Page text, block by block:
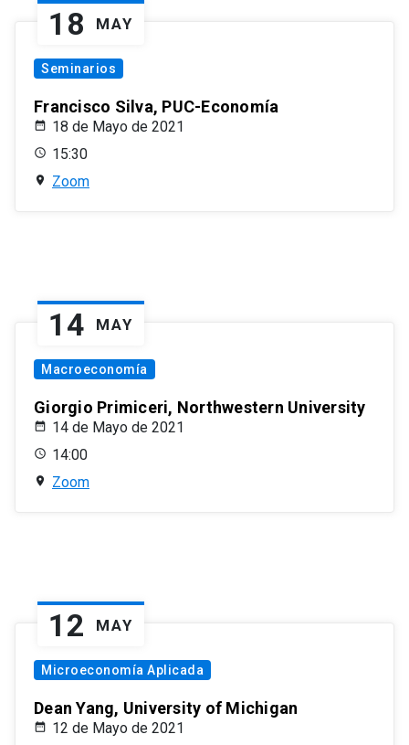
18 MAY
Seminarios
Francisco Silva, PUC-Economía
18 de Mayo de 2021
15:30
Zoom
14 MAY
Macroeconomía
Giorgio Primiceri, Northwestern University
14 de Mayo de 2021
14:00
Zoom
12 MAY
Microeconomía Aplicada
Dean Yang, University of Michigan
12 de Mayo de 2021